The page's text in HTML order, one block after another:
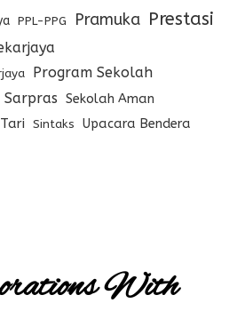
PPL-PPG Pramuka Prestasi
Program Sekolah
Sarpras Sekolah Aman
Sintaks Upacara Bendera
With